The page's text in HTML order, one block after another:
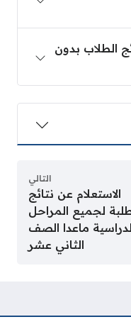
الطلاب بدون
التالي
الاستعلام عن نتائج
لجميع المراحل
ماعدا الصف
الثاني عشر